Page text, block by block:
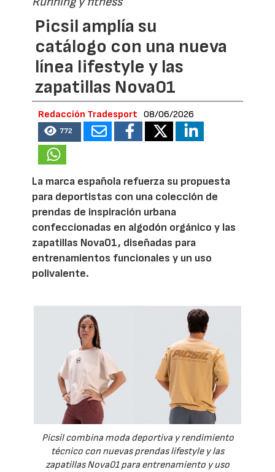
Picsil amplía su
catálogo con una nueva
línea lifestyle y las
zapatillas Nova01
Redacción Tradesport 08/06/2026
772
La marca española refuerza su propuesta
para deportistas con una colección de
prendas de inspiración urbana
confeccionadas en algodón orgánico y las
zapatillas Nova01, diseñadas para
entrenamientos funcionales y un uso
polivalente.
Picsil combina moda deportiva y rendimiento
técnico con nuevas prendas lifestyle y las
zapatillas Nova01 para entrenamiento y uso